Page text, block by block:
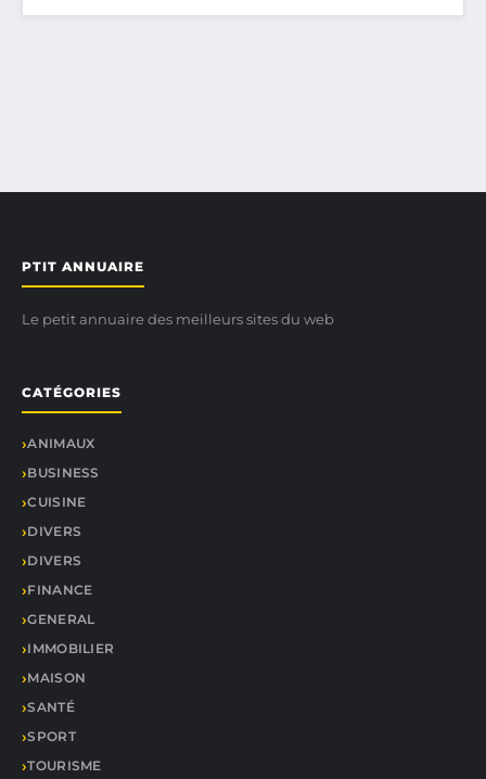
PTIT ANNUAIRE
Le petit annuaire des meilleurs sites du web
CATÉGORIES
ANIMAUX
BUSINESS
CUISINE
DIVERS
DIVERS
FINANCE
GENERAL
IMMOBILIER
MAISON
SANTÉ
SPORT
TOURISME